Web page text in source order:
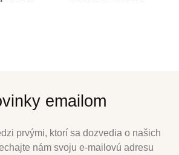
emailom
prvými, ktorí sa dozvedia o našich
nám svoju e-mailovú adresu